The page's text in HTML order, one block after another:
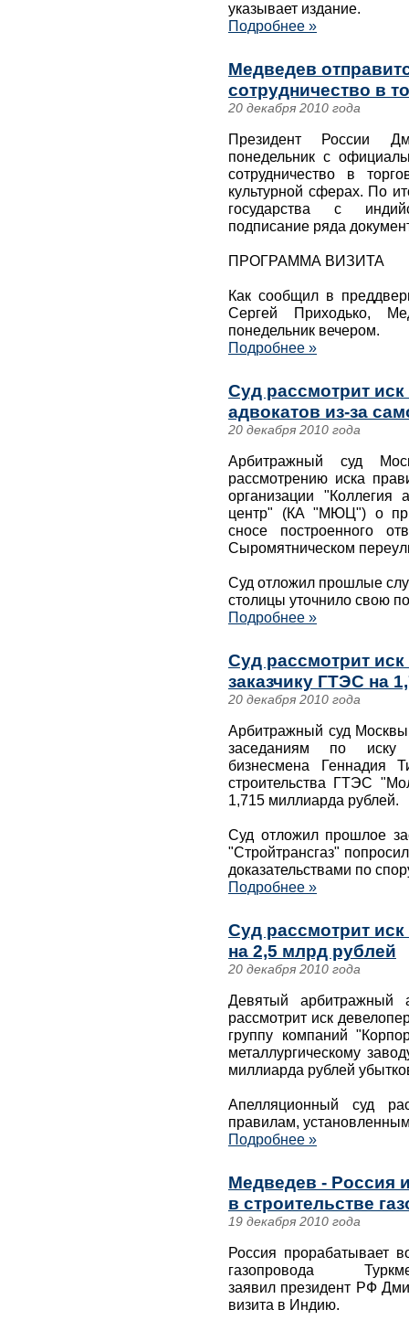
указывает издание.
Подробнее »
Медведев
сотрудничество в
20 декабря 2010 года
Президент России
понедельник с
сотрудничество в
культурной сферах. По
государства с
подписание ряда
ПРОГРАММА ВИЗИТА
Как сообщил в
Сергей Приходько,
понедельник вечером.
Подробнее »
Суд рассмотрит
адвокатов из-за
20 декабря 2010 года
Арбитражный суд
рассмотрению иска
организации "Коллегия
центр" (КА "МЮЦ") о
сносе построенного
Сыромятническом
Суд отложил прошлые
столицы уточнило свою
Подробнее »
Суд рассмотрит иск
заказчику ГТЭС на
20 декабря 2010 года
Арбитражный суд
заседаниям по иску
бизнесмена Геннадия
строительства ГТЭС
1,715 миллиарда рублей.
Суд отложил прошлое
"Стройтрансгаз"
доказательствами по
Подробнее »
Суд рассмотрит
на 2,5 млрд рублей
20 декабря 2010 года
Девятый арбитражный
рассмотрит иск
группу компаний
металлургическому
миллиарда рублей
Апелляционный суд
правилам,
Подробнее »
Медведев - Россия
в строительстве
19 декабря 2010 года
Россия прорабатывает
газопровода
заявил президент РФ
визита в Индию.